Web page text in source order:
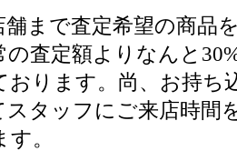
舗まで査定希望の商品
査定額よりなんと
おります。尚、お持ち
スタッフにご来店時間
。